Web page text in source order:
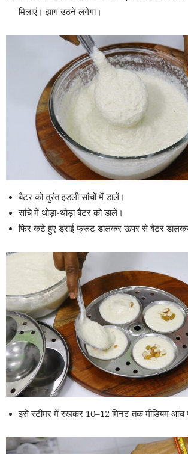
मिलाएं। झाग उठने लगेगा।
बैटर को तुरंत इडली सांचों में डालें।
सांचे में थोड़ा-थोड़ा बैटर को डालें।
फिर कटे हुए ड्राई फ्रूट डालकर ऊपर से बैटर
इसे स्टीमर में रखकर 10–12 मिनट तक मीडियम आंच